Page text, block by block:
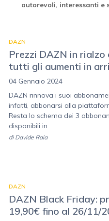
autorevoli, interessanti e
DAZN
Prezzi DAZN in rialzo
tutti gli aumenti in
04 Gennaio 2024
DAZN rinnova i suoi
infatti, abbonarsi alla
Resta lo schema dei 3
disponibili in...
di Davide Raia
DAZN
DAZN Black Friday:
19,90€ fino al 26/11/